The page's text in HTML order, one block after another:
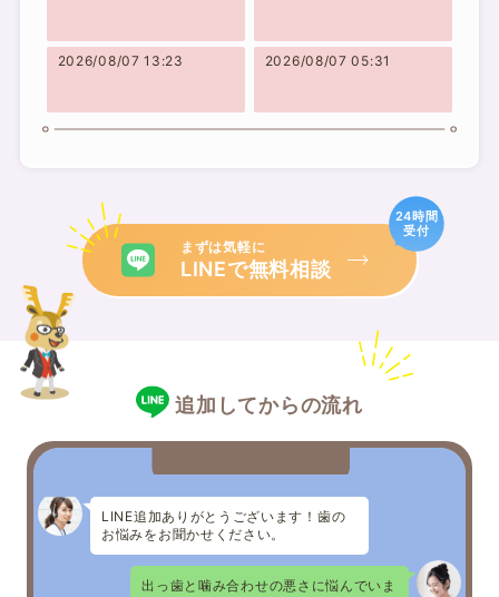
2026/08/07 13:23 2026/08/07 05:31
まずは気軽に
LINEで無料相談
24時間
受付
追加してからの流れ
LINE追加ありがとうございます！歯の
お悩みをお聞かせください。
出っ歯と噛み合わせの悪さに悩んでいま